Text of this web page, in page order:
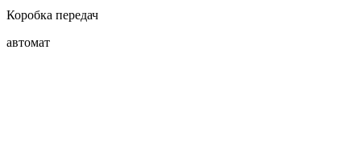
Коробка передач
автомат